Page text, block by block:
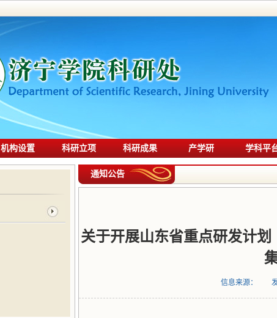
机构设置 科研立项 科研成果 产学研 学科平
通知公告
关于开展山东省重点研发计
信息来源：